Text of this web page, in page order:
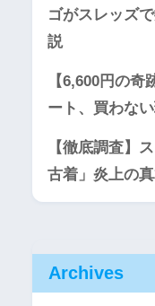
ゴがスレッズ
説
【6,600円の
ート、買わな
【徹底調査】
古着」炎上の
Archives